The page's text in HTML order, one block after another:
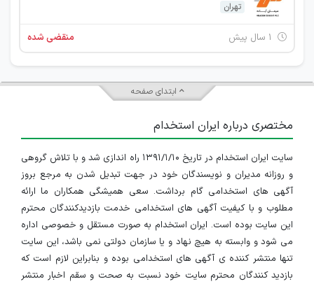
تهران
منقضی شده
ابتدای صفحه
مختصری درباره ایران استخدام
سایت ایران استخدام در تاریخ ۱۳۹۱/۱/۱۰ راه اندازی شد و با تلاش گروهی
و روزانه مدیران و نویسندگان خود در جهت تبدیل شدن به مرجع بروز
آگهی های استخدامی گام برداشت. سعی همیشگی همکاران ما ارائه
مطلوب و با کیفیت آگهی های استخدامی خدمت بازدیدکنندگان محترم
این سایت بوده است. ایران استخدام به صورت مستقل و خصوصی اداره
می شود و وابسته به هیچ نهاد و یا سازمان دولتی نمی باشد، این سایت
تنها منتشر کننده ی آگهی های استخدامی بوده و بنابراین لازم است که
بازدید کنندگان محترم سایت خود نسبت به صحت و سقم اخبار منتشر